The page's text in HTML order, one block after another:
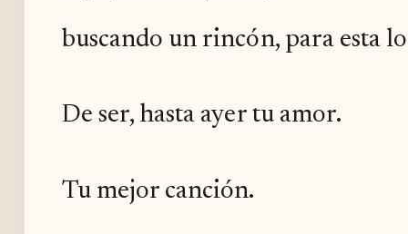
buscando un rincón, para esta
De ser, hasta ayer tu amor.
Tu mejor canción.